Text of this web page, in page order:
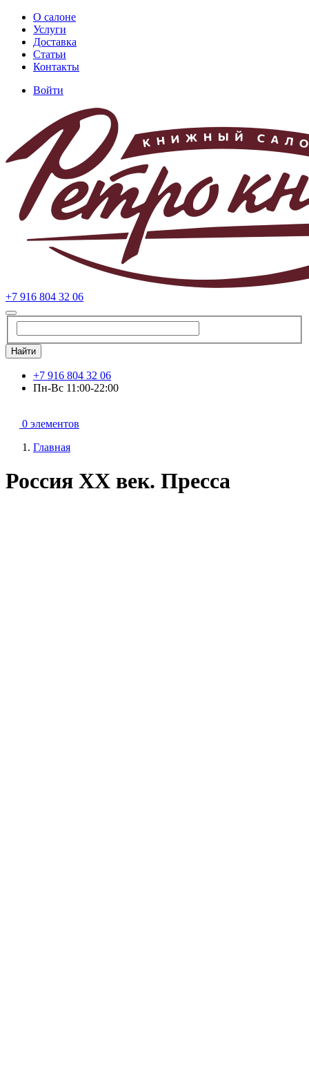
Перейти
основному
содержанию
Основная
навигация
О салоне
Услуги
Доставка
Статьи
Контакты
учётной
записи
пользователя
Войти
+7 916 804 32 06
Найти
+7 916 804 32 06
Пн-Вс 11:00-22:00
0 элементов
Главная
Россия ХХ век. Пресса